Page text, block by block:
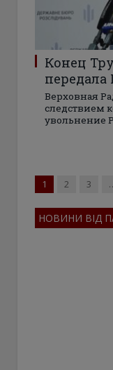
Конец
передала
Верховная
следствием
увольнение
1 2 3
НОВИНИ ВІД